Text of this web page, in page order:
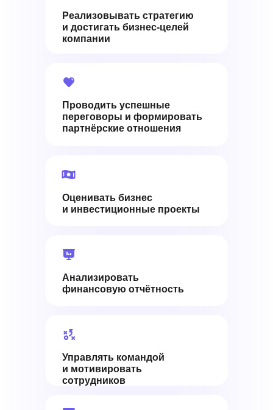
Управлять командой
и мотивировать
сотрудников
Оценивать бизнес
и инвестиционные проекты
Анализировать
финансовую отчётность
Проводить успешные
переговоры и формировать
партнёрские отношения
Реализовывать стратегию
и достигать бизнес-целей
компании